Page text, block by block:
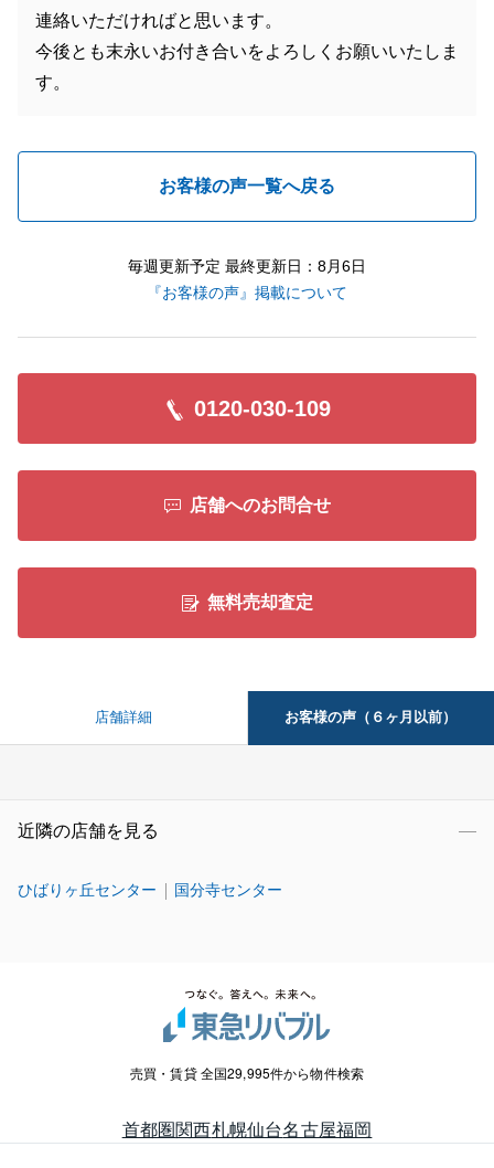
連絡いただければと思います。
今後とも末永いお付き合いをよろしくお願いいたしま
す。
お客様の声一覧へ戻る
毎週更新予定 最終更新日：8月6日
『お客様の声』掲載について
0120-030-109
店舗へのお問合せ
無料売却査定
店舗詳細 お客様の声（６ヶ月以前）
近隣の店舗を見る
ひばりヶ丘センター 国分寺センター
売買・賃貸 全国29,995件から物件検索
首都圏関西札幌仙台名古屋福岡